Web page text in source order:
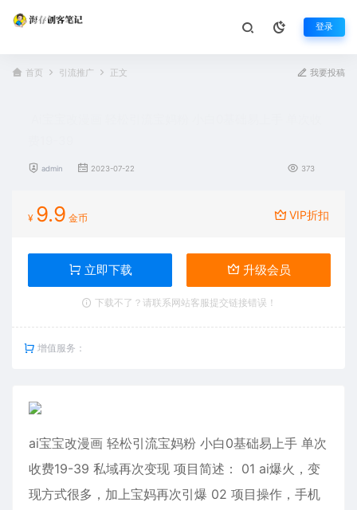
登录
首页 引流推广 正文 我要投稿
admin 2023-07-22 373
¥ 9.9 金币 VIP折扣
立即下载 升级会员
下载不了？请联系网站客服提交链接错误！
增值服务：
ai宝宝改漫画 轻松引流宝妈粉 小白0基础易上手 单次
收费19-39 私域再次变现 项目简述： 01 ai爆火，变
现方式很多，加上宝妈再次引爆 02 项目操作，手机